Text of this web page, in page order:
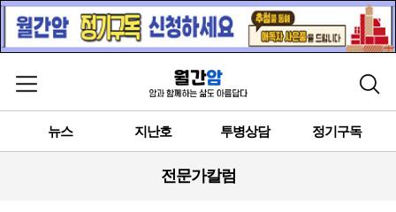
메뉴 열기 검색
뉴스 지난호 투병상담 정기구독
전문가칼럼